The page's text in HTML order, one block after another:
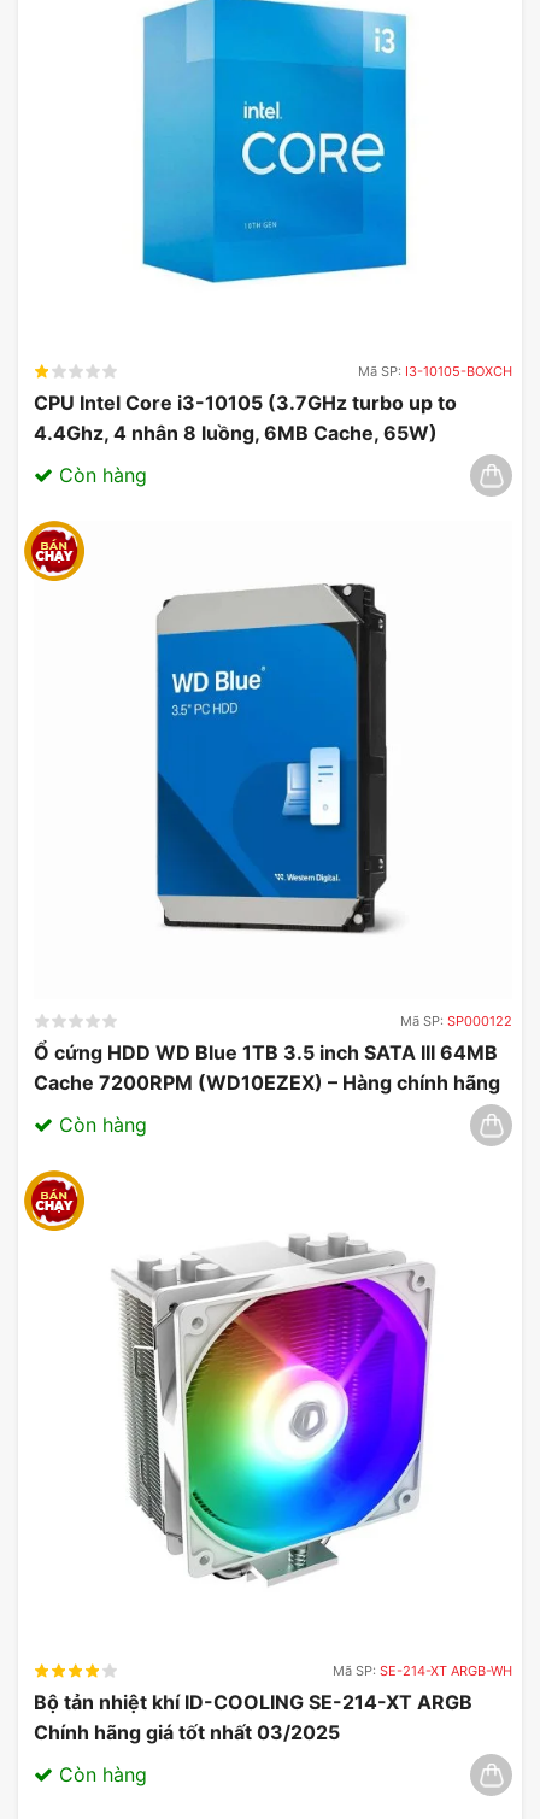
Mã SP: I3-10105-BOXCH
CPU Intel Core i3-10105 (3.7GHz turbo up to
4.4Ghz, 4 nhân 8 luồng, 6MB Cache, 65W)
03/2025
Còn hàng
Mã SP: SP000122
Ổ cứng HDD WD Blue 1TB 3.5 inch SATA III 64MB
Cache 7200RPM (WD10EZEX) – Hàng chính hãng
03/2025
Còn hàng
Mã SP: SE-214-XT ARGB-WH
Bộ tản nhiệt khí ID-COOLING SE-214-XT ARGB
Chính hãng giá tốt nhất 03/2025
Còn hàng